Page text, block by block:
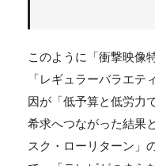
このように「衝撃映像
「レギュラーバラエ
因が「低予算と低労力
希求へつながった結果
スク・ローリターン」